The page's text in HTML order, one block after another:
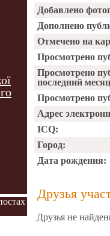
Добавлено
Дополнено
Отмечено на
Просмотрено
Просмотрено
последний
Просмотрено
Адрес
ICQ:
Город:
Дата рождения:
Друзья
Друзья не